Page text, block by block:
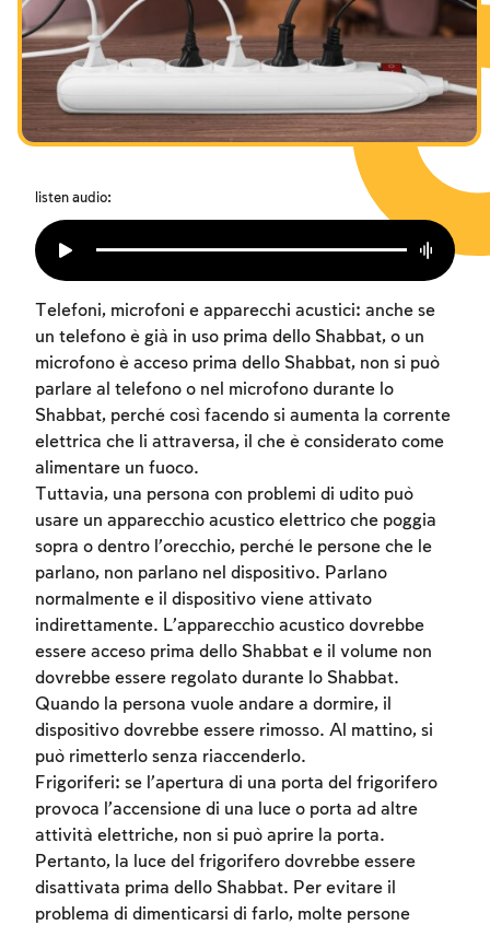
I digiuni commemorativi della distruzione del Tempio
Hanukkah
Purìm
listen audio:
Telefoni, microfoni e apparecchi acustici: anche se
un telefono è già in uso prima dello Shabbat, o un
microfono è acceso prima dello Shabbat, non si può
parlare al telefono o nel microfono durante lo
Shabbat, perché così facendo si aumenta la corrente
elettrica che li attraversa, il che è considerato come
alimentare un fuoco.
Tuttavia, una persona con problemi di udito può
usare un apparecchio acustico elettrico che poggia
sopra o dentro l’orecchio, perché le persone che le
parlano, non parlano nel dispositivo. Parlano
normalmente e il dispositivo viene attivato
indirettamente. L’apparecchio acustico dovrebbe
essere acceso prima dello Shabbat e il volume non
dovrebbe essere regolato durante lo Shabbat.
Quando la persona vuole andare a dormire, il
dispositivo dovrebbe essere rimosso. Al mattino, si
può rimetterlo senza riaccenderlo.
Frigoriferi: se l’apertura di una porta del frigorifero
provoca l’accensione di una luce o porta ad altre
attività elettriche, non si può aprire la porta.
Pertanto, la luce del frigorifero dovrebbe essere
disattivata prima dello Shabbat. Per evitare il
problema di dimenticarsi di farlo, molte persone